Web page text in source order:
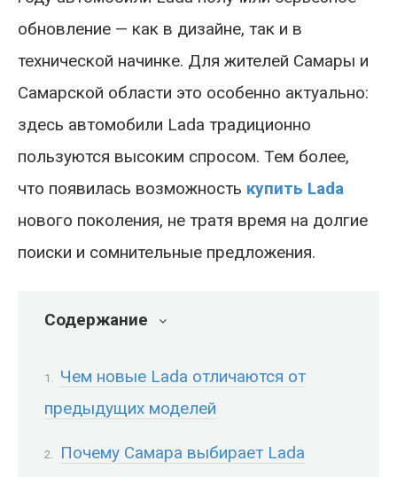
обновление — как в дизайне, так и в
технической начинке. Для жителей Самары и
Самарской области это особенно актуально:
здесь автомобили Lada традиционно
пользуются высоким спросом. Тем более,
что появилась возможность купить Lada
нового поколения, не тратя время на долгие
поиски и сомнительные предложения.
Содержание
Чем новые Lada отличаются от
предыдущих моделей
Почему Самара выбирает Lada